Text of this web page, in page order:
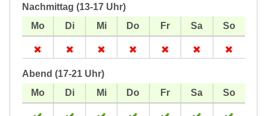
Nachmittag (13-17 Uhr)
Abend (17-21 Uhr)